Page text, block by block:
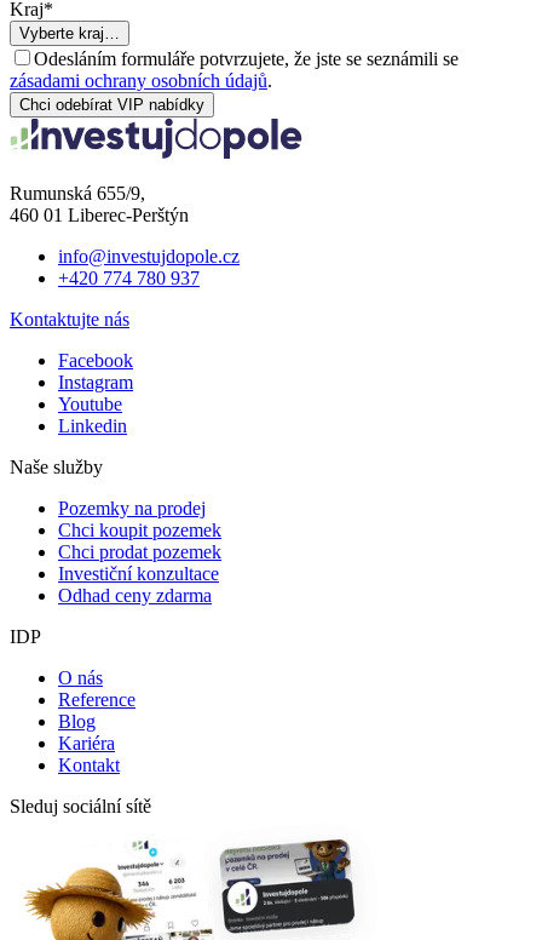
Kraj*
Vyberte kraj…
Odesláním formuláře potvrzujete, že jste se seznámili se
zásadami ochrany osobních údajů.
Chci odebírat VIP nabídky
Rumunská 655/9,
460 01 Liberec-Perštýn
info@investujdopole.cz
+420 774 780 937
Kontaktujte nás
Facebook
Instagram
Youtube
Linkedin
Naše služby
Pozemky na prodej
Chci koupit pozemek
Chci prodat pozemek
Investiční konzultace
Odhad ceny zdarma
IDP
O nás
Reference
Blog
Kariéra
Kontakt
Sleduj sociální sítě